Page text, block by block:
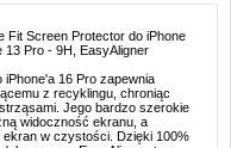
Fit Screen Protector do iPhone
13 Pro - 9H, EasyAligner
16 Pro zapewnia
z recyklingu, chroniąc
Jego bardzo szerokie
widoczność ekranu, a
ekran w czystości. Dzięki 100%